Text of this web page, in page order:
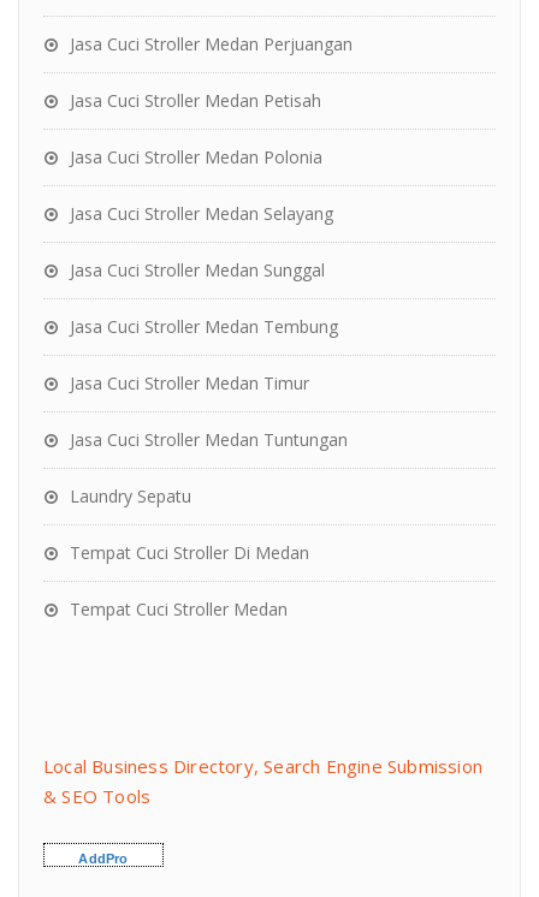
Jasa Cuci Stroller Medan Perjuangan
Jasa Cuci Stroller Medan Petisah
Jasa Cuci Stroller Medan Polonia
Jasa Cuci Stroller Medan Selayang
Jasa Cuci Stroller Medan Sunggal
Jasa Cuci Stroller Medan Tembung
Jasa Cuci Stroller Medan Timur
Jasa Cuci Stroller Medan Tuntungan
Laundry Sepatu
Tempat Cuci Stroller Di Medan
Tempat Cuci Stroller Medan
Local Business Directory, Search Engine Submission
& SEO Tools
AddPro